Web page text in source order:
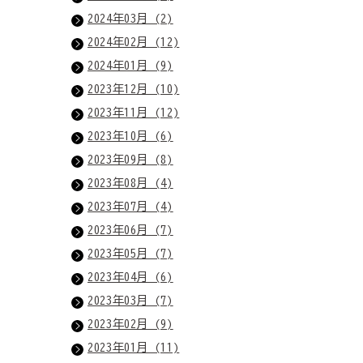
2024年03月 (2)
2024年02月 (12)
2024年01月 (9)
2023年12月 (10)
2023年11月 (12)
2023年10月 (6)
2023年09月 (8)
2023年08月 (4)
2023年07月 (4)
2023年06月 (7)
2023年05月 (7)
2023年04月 (6)
2023年03月 (7)
2023年02月 (9)
2023年01月 (11)